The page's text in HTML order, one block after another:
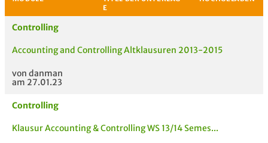
MODULE
TITEL DER UNTERLAG
Controlling
Accounting and Controlling Altklausuren 2013-2015
von danman
am 27.01.23
Controlling
Klausur Accounting & Controlling WS 13/14 Semes...